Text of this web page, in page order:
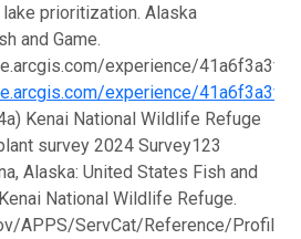
prioritization. Alaska
and Game.
experience/
experience/
Kenai National Wildlife Refuge
survey 2024 Survey123
Alaska: United States Fish and
National Wildlife Refuge.
APPS/ServCat/Reference/Profile/